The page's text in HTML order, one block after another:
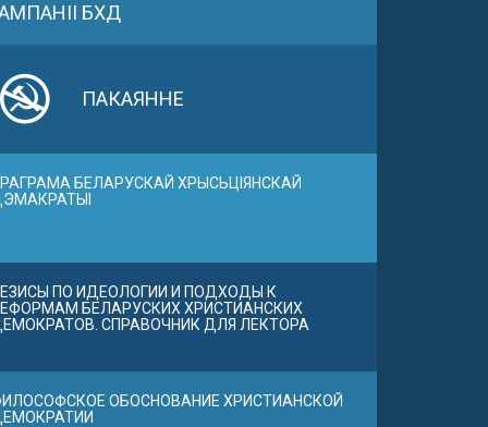
БХД
ПАКАЯННЕ
БЕЛАРУСКАЙ ХРЫСЬЦІЯНСКАЙ
ПО ИДЕОЛОГИИ И ПОДХОДЫ К
БЕЛАРУСКИХ ХРИСТИАНСКИХ
СПРАВОЧНИК ДЛЯ ЛЕКТОРА
ОБОСНОВАНИЕ ХРИСТИАНСКОЙ